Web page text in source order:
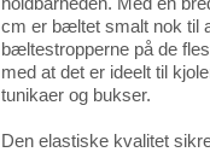
cm er bæltet smalt nok til
bæltestropperne på de
med at det er ideelt til
tunikaer og bukser.
Den elastiske kvalitet